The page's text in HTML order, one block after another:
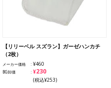
【リリーベル スズラン】ガーゼハンカチ
（2枚）
メーカー価格 ¥460
BG卸価 ¥230
(税込¥253)